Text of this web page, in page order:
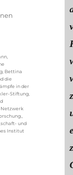
Bettina
die
in der
Stiftung
Netzwerk
und
Institut